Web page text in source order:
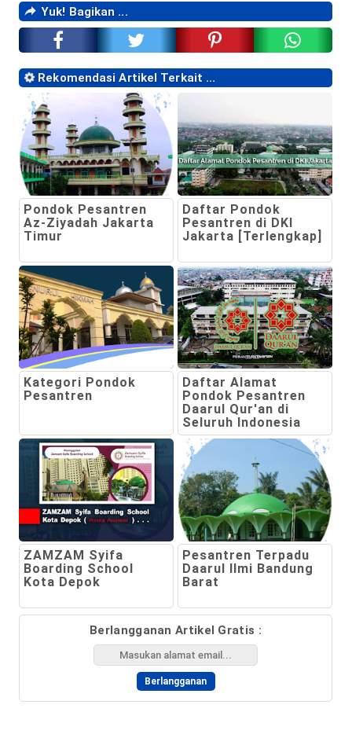
Yuk! Bagikan ...
Rekomendasi Artikel Terkait ...
Pondok Pesantren
Az-Ziyadah Jakarta
Timur
Daftar Pondok
Pesantren di DKI
Jakarta [Terlengkap]
Kategori Pondok
Pesantren
Daftar Alamat
Pondok Pesantren
Daarul Qur'an di
Seluruh Indonesia
ZAMZAM Syifa
Boarding School
Kota Depok
Pesantren Terpadu
Daarul Ilmi Bandung
Barat
Berlangganan Artikel Gratis :